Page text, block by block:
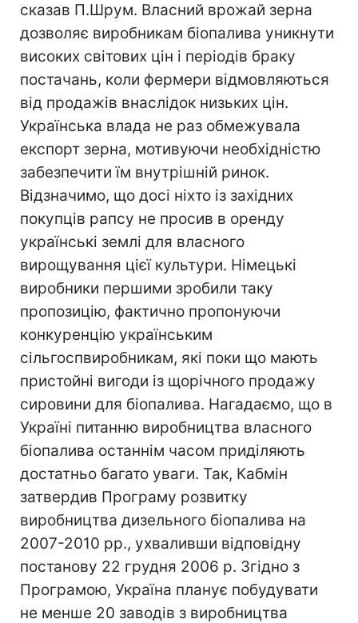
сказав П.Шрум. Власний врожай зерна
дозволяє виробникам біопалива уникнути
високих світових цін і періодів браку
постачань, коли фермери відмовляються
від продажів внаслідок низьких цін.
Українська влада не раз обмежувала
експорт зерна, мотивуючи необхідністю
забезпечити їм внутрішній ринок.
Відзначимо, що досі ніхто із західних
покупців рапсу не просив в оренду
українські землі для власного
вирощування цієї культури. Німецькі
виробники першими зробили таку
пропозицію, фактично пропонуючи
конкуренцію українським
сільгоспвиробникам, які поки що мають
пристойні вигоди із щорічного продажу
сировини для біопалива. Нагадаємо, що в
Україні питанню виробництва власного
біопалива останнім часом приділяють
достатньо багато уваги. Так, Кабмін
затвердив Програму розвитку
виробництва дизельного біопалива на
2007-2010 рр., ухваливши відповідну
постанову 22 грудня 2006 р. Згідно з
Програмою, Україна планує побудувати
не менше 20 заводів з виробництва